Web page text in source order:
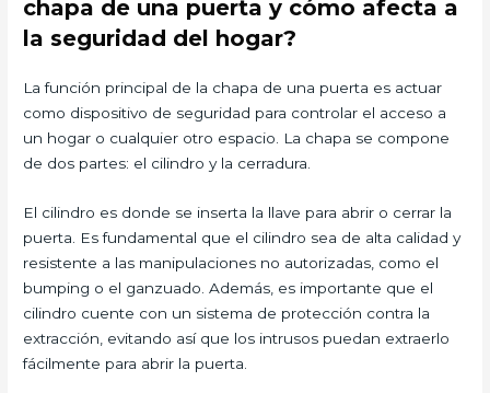
chapa de una puerta y cómo afecta a
la seguridad del hogar?
La función principal de la chapa de una puerta es actuar
como dispositivo de seguridad para controlar el acceso a
un hogar o cualquier otro espacio. La chapa se compone
de dos partes: el cilindro y la cerradura.
El cilindro es donde se inserta la llave para abrir o cerrar la
puerta. Es fundamental que el cilindro sea de alta calidad y
resistente a las manipulaciones no autorizadas, como el
bumping o el ganzuado. Además, es importante que el
cilindro cuente con un sistema de protección contra la
extracción, evitando así que los intrusos puedan extraerlo
fácilmente para abrir la puerta.